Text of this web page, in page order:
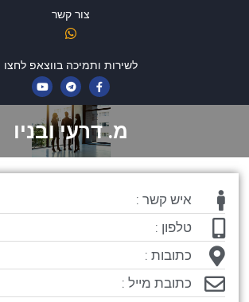
צור קשר
לשירות ותמיכה בווצאפ לחצו
מ. דרעי ובניו
איש קשר :
טלפון :
כתובות :
כתובת מייל :